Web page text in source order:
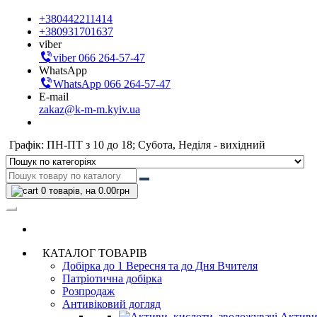
+380442211414
+380931701637
viber
viber 066 264-57-47
WhatsApp
WhatsApp 066 264-57-47
E-mail
zakaz@k-m-m.kyiv.ua
Графік: ПН-ПТ з 10 до 18; Субота, Неділя - вихідний
0 товарів, на 0.00грн
КАТАЛОГ ТОВАРІВ
Добірка до 1 Вересня та до Дня Вчителя
Патріотична добірка
Розпродаж
Антивіковий догляд